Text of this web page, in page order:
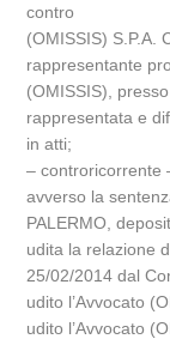
contro
(OMISSIS) S.P.A.
rappresentante
(OMISSIS),
rappresentata e
in atti;
– controricorrente
avverso la
PALERMO,
udita la relazione
25/02/2014 dal
udito l’Avvocato
udito l’Avvocato